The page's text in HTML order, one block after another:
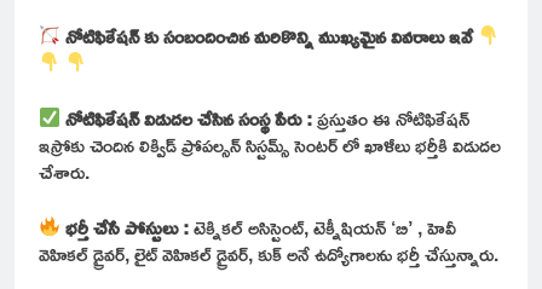
నోటిఫికేషన్ కు సంబందించిన మరికొన్ని ముఖ్యమైన వివరాలు ఇవే
నోటిఫికేషన్ విడుదల చేసిన సంస్థ పేరు :ప్రస్తుతం ఈ నోటిఫికేషన్
ఇస్రోకు చెందిన లిక్విడ్ ప్రోపల్సన్ సిస్టమ్స్ సెంటర్ లో ఖాళీలు భర్తీకి విడుదల
చేశారు.
భర్తీ చేసే పోస్టులు :టెక్నికల్ అసిస్టెంట్, టెక్నీషియన్ ‘బి’ , హెవీ
వెహికల్ డ్రైవర్, లైట్ వెహికల్ డ్రైవర్, కుక్ అనే ఉద్యోగాలను భర్తీ చేస్తున్నారు.